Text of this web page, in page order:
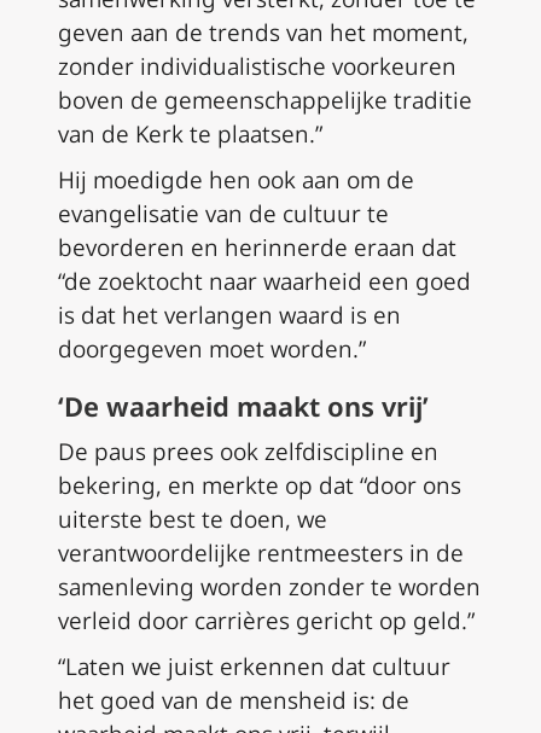
geven aan de trends van het moment,
zonder individualistische voorkeuren
boven de gemeenschappelijke traditie
van de Kerk te plaatsen.”
Hij moedigde hen ook aan om de
evangelisatie van de cultuur te
bevorderen en herinnerde eraan dat
“de zoektocht naar waarheid een goed
is dat het verlangen waard is en
doorgegeven moet worden.”
‘De waarheid maakt ons vrij’
De paus prees ook zelfdiscipline en
bekering, en merkte op dat “door ons
uiterste best te doen, we
verantwoordelijke rentmeesters in de
samenleving worden zonder te worden
verleid door carrières gericht op geld.”
“Laten we juist erkennen dat cultuur
het goed van de mensheid is: de